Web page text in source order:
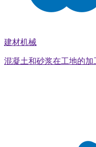
建材机械
混凝土和砂浆在工地的